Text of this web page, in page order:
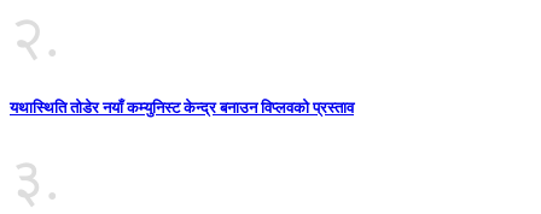
२.
यथास्थिति तोडेर नयाँ कम्युनिस्ट केन्द्र बनाउन विप्लवको प्रस्ताव
३.